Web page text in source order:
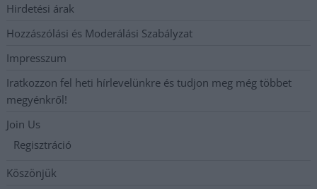
Hirdetési árak
Hozzászólási és Moderálási Szabályzat
Impresszum
Iratkozzon fel heti hírlevelünkre és tudjon meg még többet
megyénkről!
Join Us
Regisztráció
Köszönjük